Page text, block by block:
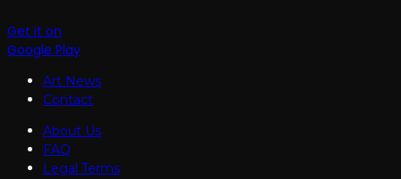
Get it on
Google Play
Art News
Contact
About Us
FAQ
Legal Terms